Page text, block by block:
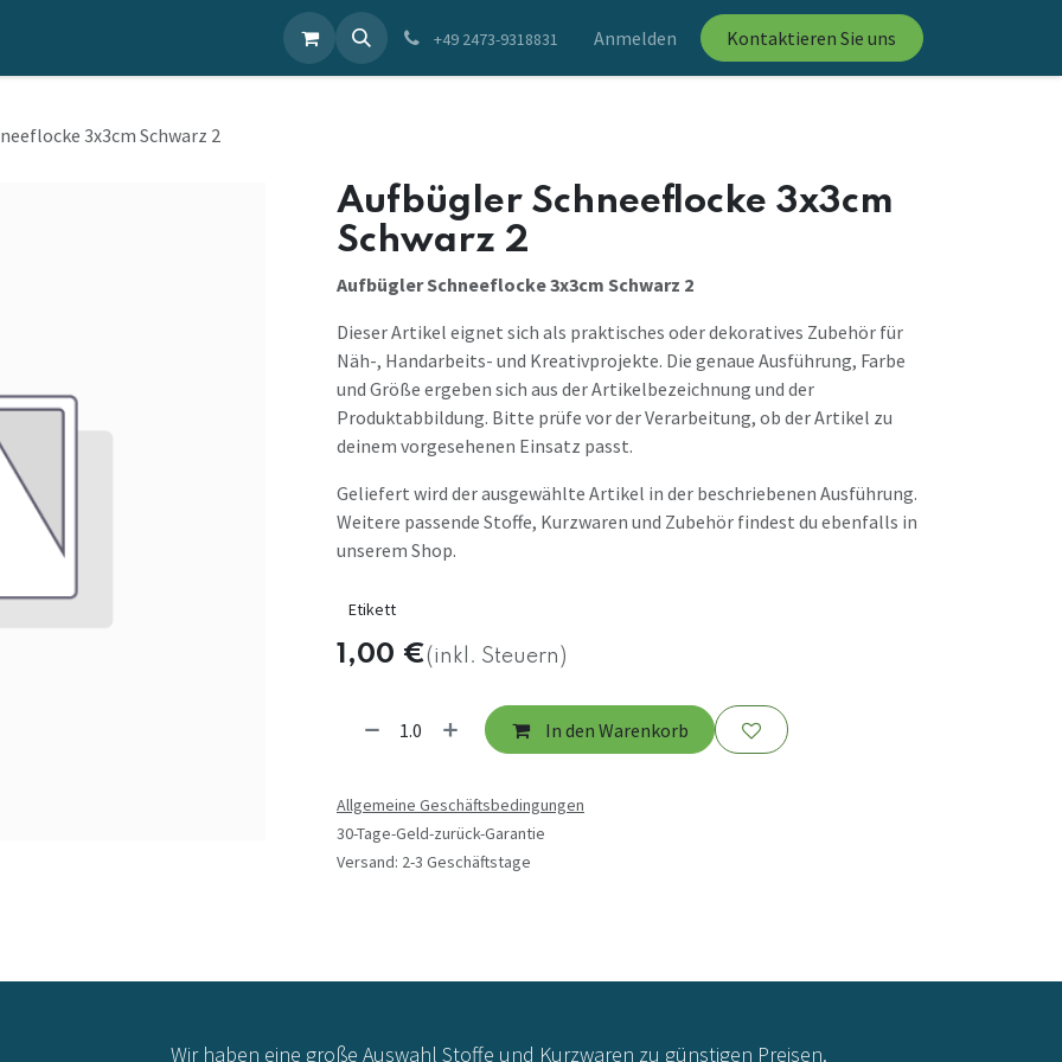
+49 2473-9318831 Anmelden Kontaktieren Sie uns
3x3cm Schwarz 2
Aufbügler Schneeflocke 3x3cm
Schwarz 2
Aufbügler Schneeflocke 3x3cm Schwarz 2
Dieser Artikel eignet sich als praktisches oder dekoratives Zubehör für
Näh-, Handarbeits- und Kreativprojekte. Die genaue Ausführung, Farbe
und Größe ergeben sich aus der Artikelbezeichnung und der
Produktabbildung. Bitte prüfe vor der Verarbeitung, ob der Artikel zu
deinem vorgesehenen Einsatz passt.
Geliefert wird der ausgewählte Artikel in der beschriebenen Ausführung.
Weitere passende Stoffe, Kurzwaren und Zubehör findest du ebenfalls in
unserem Shop.
Etikett
1,00 €(inkl. Steuern)
In den Warenkorb
Allgemeine Geschäftsbedingungen
30-Tage-Geld-zurück-Garantie
Versand: 2-3 Geschäftstage
Wir haben eine große Auswahl Stoffe und Kurzwaren zu günstigen Preisen.